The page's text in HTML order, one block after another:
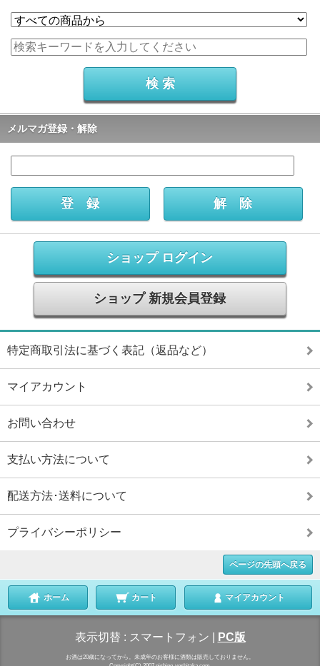
メルマガ登録・解除
ショップ ログイン
ショップ 新規会員登録
特定商取引法に基づく表記（返品など）
マイアカウント
お問い合わせ
支払い方法について
配送方法･送料について
プライバシーポリシー
ページの先頭へ戻る
ホーム カート マイアカウント
表示切替 : スマートフォン PC版
お酒は20歳になってから。未成年のお客様に酒類は販売しておりません。